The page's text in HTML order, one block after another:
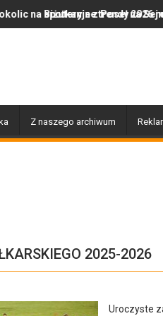
z Poseł na Sejm RP Katarzyną
trendy 2026 roku: Jak polska
Z naszego archiwum
2025-2026
Uroczyste